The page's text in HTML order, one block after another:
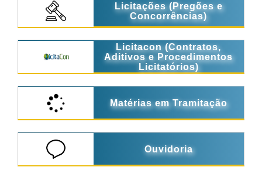
Licitações (Pregões e
Concorrências)
Licitacon (Contratos,
Aditivos e Procedimentos
Licitatórios)
Matérias em Tramitação
Ouvidoria